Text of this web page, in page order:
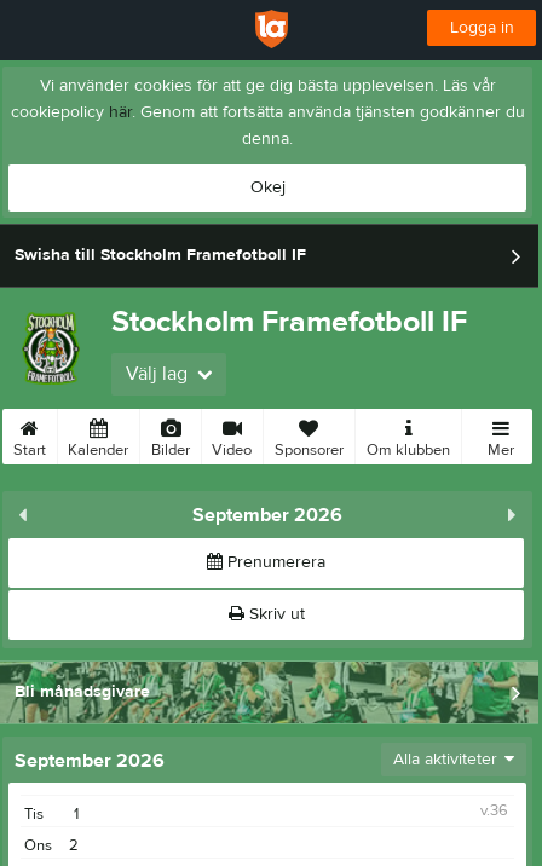
Logga in
Vi använder cookies för att ge dig bästa upplevelsen. Läs vår
cookiepolicy här. Genom att fortsätta använda tjänsten godkänner du
denna.
Okej
Swisha till Stockholm Framefotboll IF
Stockholm Framefotboll IF
Välj lag
Start Kalender Bilder Video Sponsorer Om klubben Mer
September 2026
Prenumerera
Skriv ut
Bli månadsgivare
September 2026 Alla aktiviteter
1
Tis
v.36
2
Ons